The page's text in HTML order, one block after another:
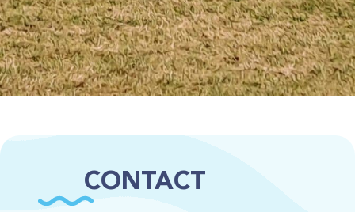
CONTACT